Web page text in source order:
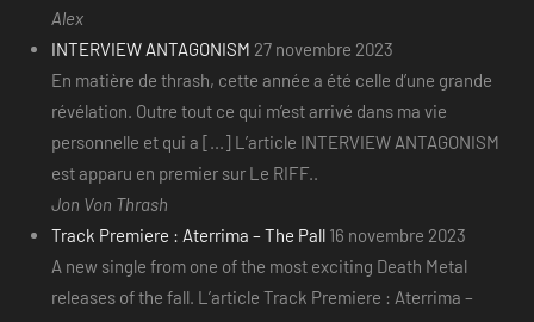
Alex
INTERVIEW ANTAGONISM 27 novembre 2023
En matière de thrash, cette année a été celle d’une grande
révélation. Outre tout ce qui m’est arrivé dans ma vie
personnelle et qui a [...] L’article INTERVIEW ANTAGONISM
est apparu en premier sur Le RIFF..
Jon Von Thrash
Track Premiere : Aterrima – The Pall 16 novembre 2023
A new single from one of the most exciting Death Metal
releases of the fall. L’article Track Premiere : Aterrima –